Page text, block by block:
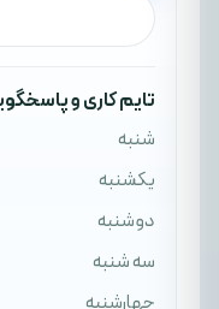
تایم کاری و
شنبه
یکشنبه
دوشنبه
سه شنبه
چهارشنبه